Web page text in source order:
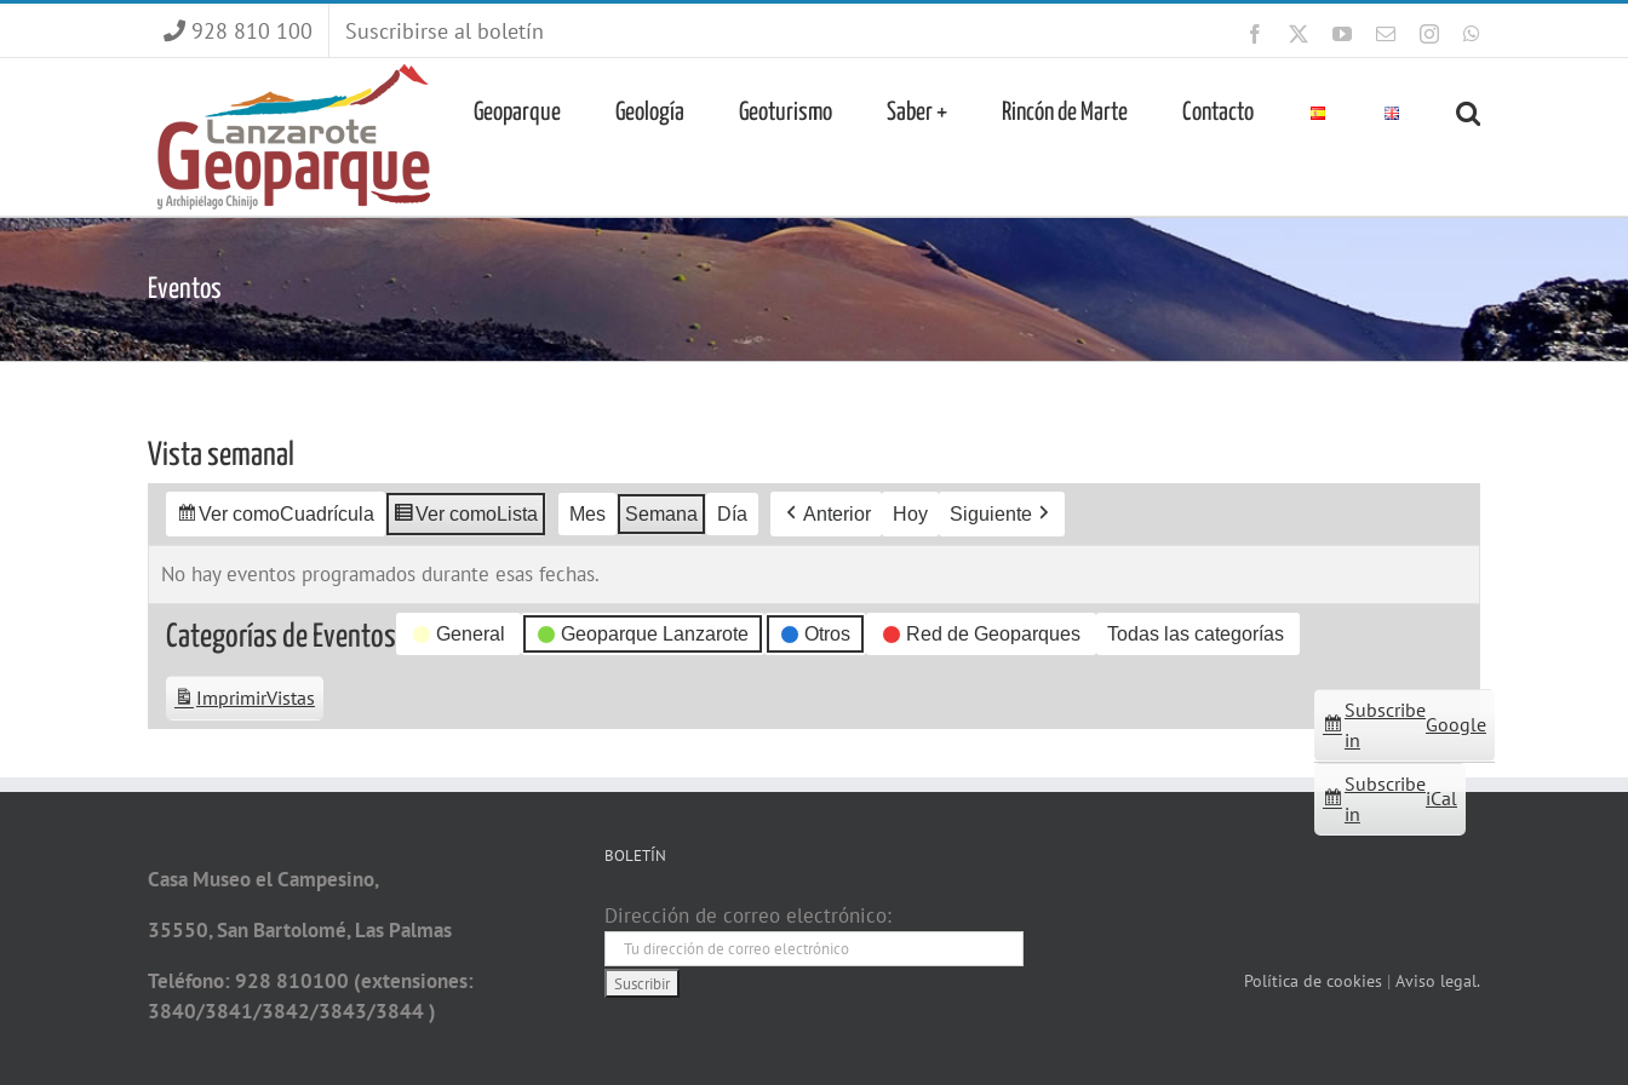
928 810 100 Suscribirse al boletín Facebook YouTube
CorreoInstagram
Geoparque Geología Geoturismo Saber + Rincón de Marte Contacto
Eventos
Vista semanal
Ver comoCuadrícula Ver comoLista Mes Semana Día Anterior Hoy Siguiente
No hay eventos programados durante esas fechas.
Categorías de Eventos General Geoparque Lanzarote Otros Red de Geoparques Todas las categorías
Subscribe
in
Google
Subscribe
in
iCal
ImprimirVistas
Casa Museo el Campesino,
35550, San Bartolomé, Las Palmas
Teléfono: 928 810100 (extensiones:
3840/3841/3842/3843/3844 )
BOLETÍN
Dirección de correo electrónico:
Política de cookies | Aviso legal.